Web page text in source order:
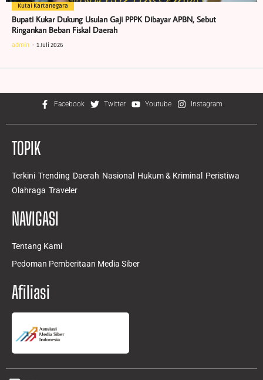
Kutai Kartanegara
Bupati Kukar Dukung Usulan Gaji PPPK Dibayar APBN, Sebut
Ringankan Beban Fiskal Daerah
admin 1 Juli 2026
Facebook Twitter Youtube Instagram
TOPIK
Terkini Trending Daerah Nasional Hukum & Kriminal
Peristiwa
Olahraga Traveler
NAVIGASI
Tentang Kami
Pedoman Pemberitaan Media Siber
Afiliasi